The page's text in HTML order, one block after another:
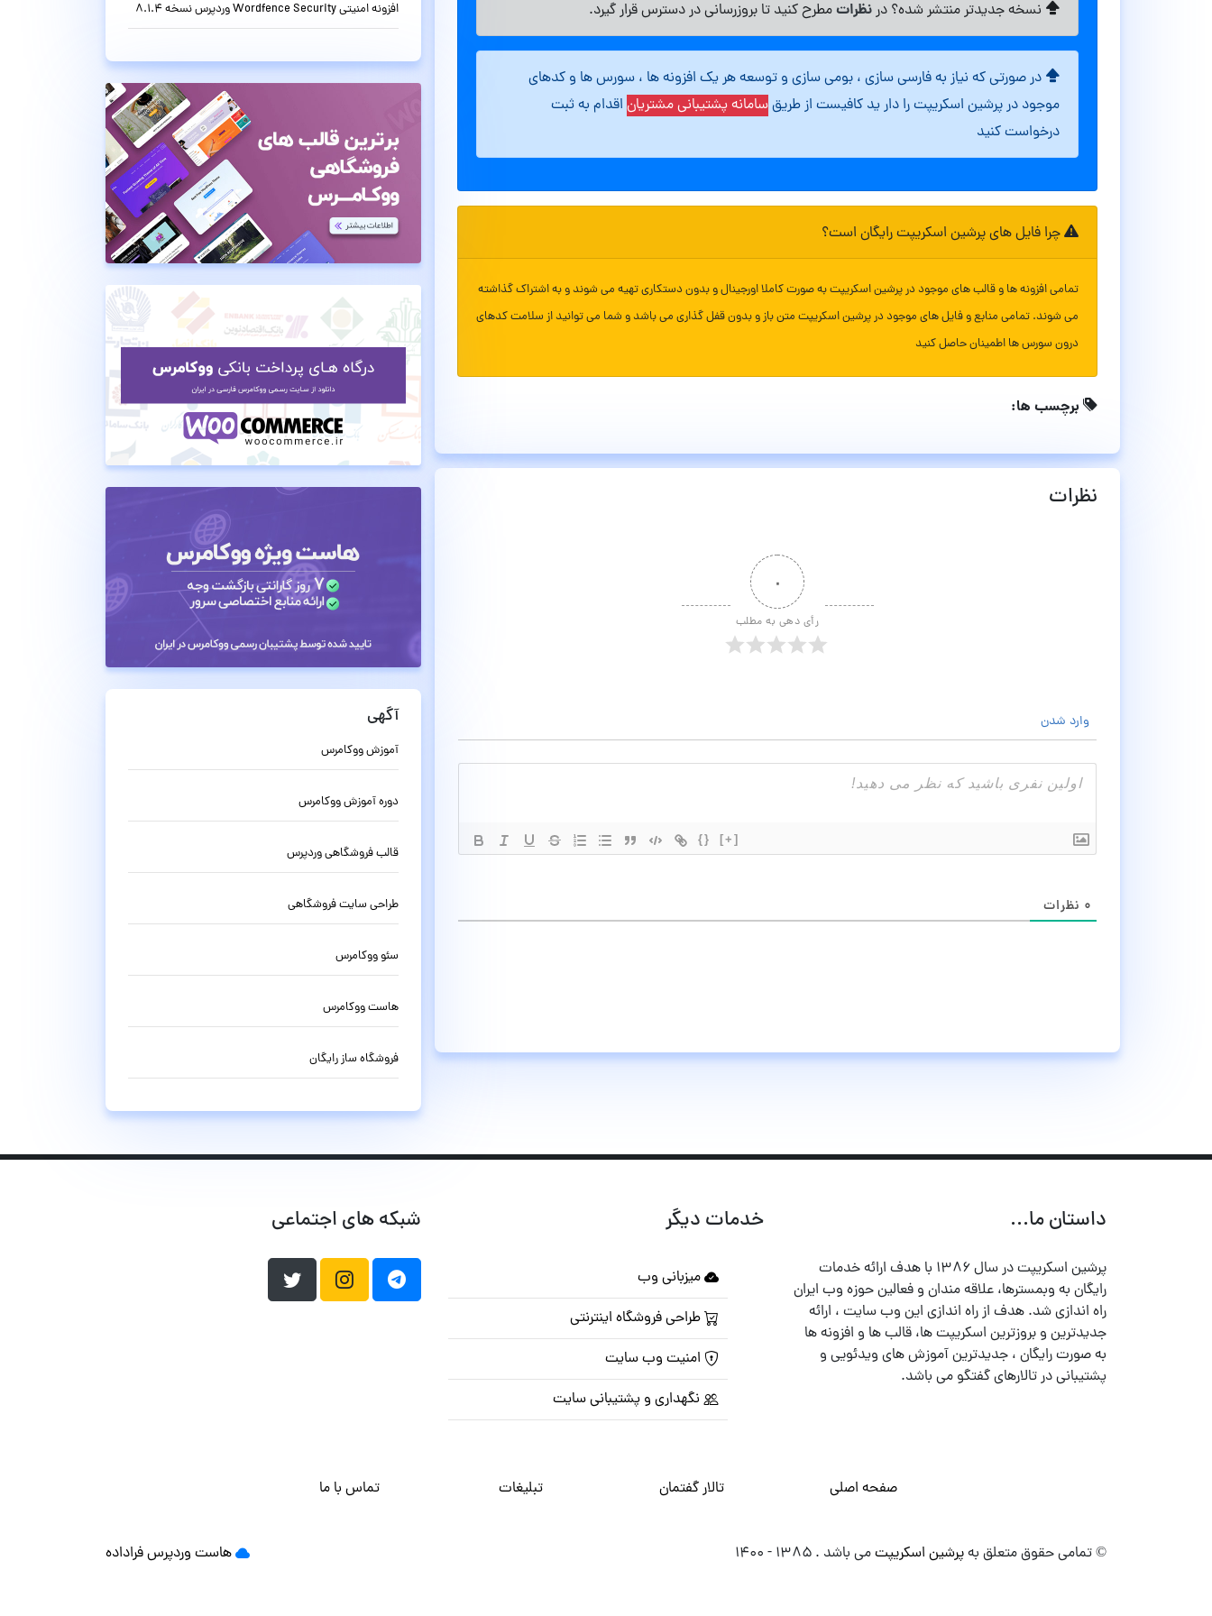
نسخه جدیدتر منتشر شده؟ درنظراتمطرح کنید تا بروزرسانی در دسترس قرار گیرد.
در صورتی که نیاز به فارسی سازی ، بومی سازی و توسعه هر یک افزونه ها ، سورس ها و کدهای
موجود در پرشین اسکریپت را دار ید کافیست از طریقسامانه پشتیبانی مشتریان اقدام به ثبت
درخواست کنید
چرا فایل های پرشین اسکریپت رایگان است؟
تمامی افزونه ها و قالب های موجود در پرشین اسکریپت به صورت کاملا اورجینال و بدون دستکاری تهیه می شوند و به اشتراک گذاشته
می شوند. تمامی منابع و فایل های موجود در پرشین اسکریپت متن باز و بدون قفل گذاری می باشد و شما می توانید از سلامت کدهای
درون سورس ها اطمینان حاصل کنید
برچسب ها:
نظرات
۰
رأی دهی به مطلب
وارد شدن
{} [+]
۰ نظرات
افزونه امنیتی Wordfence Security وردپرس نسخه 8.1.4
آگهی
آموزش ووکامرس
دوره آموزش ووکامرس
قالب فروشگاهی وردپرس
طراحی سایت فروشگاهی
سئو ووکامرس
هاست ووکامرس
فروشگاه ساز رایگان
داستان ما...
پرشین اسکریپت در سال ۱۳۸۶ با هدف ارائه خدمات
رایگان به وبمسترها، علاقه مندان و فعالین حوزه وب ایران
راه اندازی شد. هدف از راه اندازی این وب سایت ، ارائه
جدیدترین و بروزترین اسکریپت ها، قالب ها و افزونه ها
به صورت رایگان ، جدیدترین آموزش های ویدئویی و
پشتیبانی در تالارهای گفتگو می باشد.
خدمات دیگر
میزبانی وب
طراحی فروشگاه اینترنتی
امنیت وب سایت
نگهداری و پشتیبانی سایت
شبکه های اجتماعی
صفحه اصلی تالار گفتمان تبلیغات تماس با ما
© تمامی حقوق متعلق بهپرشین اسکریپتمی باشد . ۱۳۸۵ - ۱۴۰۰ هاست وردپرسفراداده